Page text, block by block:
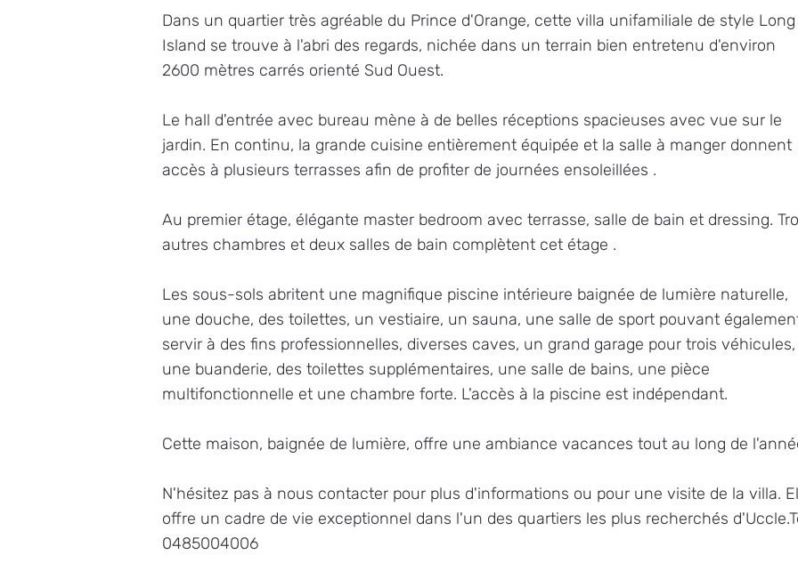
Dans un quartier très agréable du Prince d'Orange, cette villa unifamiliale de style Long
Island se trouve à l'abri des regards, nichée dans un terrain bien entretenu d'environ
2600 mètres carrés orienté Sud Ouest.
Le hall d'entrée avec bureau mène à de belles réceptions spacieuses avec vue sur le
jardin. En continu, la grande cuisine entièrement équipée et la salle à manger donnent
accès à plusieurs terrasses afin de profiter de journées ensoleillées .
Au premier étage, élégante master bedroom avec terrasse, salle de bain et dressing.
autres chambres et deux salles de bain complètent cet étage .
Les sous-sols abritent une magnifique piscine intérieure baignée de lumière naturelle,
une douche, des toilettes, un vestiaire, un sauna, une salle de sport pouvant
servir à des fins professionnelles, diverses caves, un grand garage pour trois véhicules,
une buanderie, des toilettes supplémentaires, une salle de bains, une pièce
multifonctionnelle et une chambre forte. L'accès à la piscine est indépendant.
Cette maison, baignée de lumière, offre une ambiance vacances tout au long de
N'hésitez pas à nous contacter pour plus d'informations ou pour une visite de la villa.
offre un cadre de vie exceptionnel dans l'un des quartiers les plus recherchés
0485004006